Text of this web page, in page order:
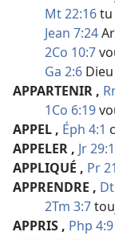
Mt 22:16tu
Jean 7:24
2Co 10:7
Ga 2:6
APPARTENIR ,
1Co 6:19
APPEL , Éph 4:1
APPELER , Jr
APPLIQUÉ , Pr
APPRENDRE ,
2Tm 3:7
APPRIS , Php 4:9